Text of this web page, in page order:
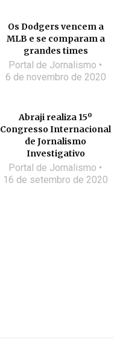
Os Dodgers vencem a
MLB e se comparam a
grandes times
Portal de Jornalismo
6 de novembro de 2020
Abraji realiza 15º
Congresso Internacional
de Jornalismo
Investigativo
Portal de Jornalismo
16 de setembro de 2020